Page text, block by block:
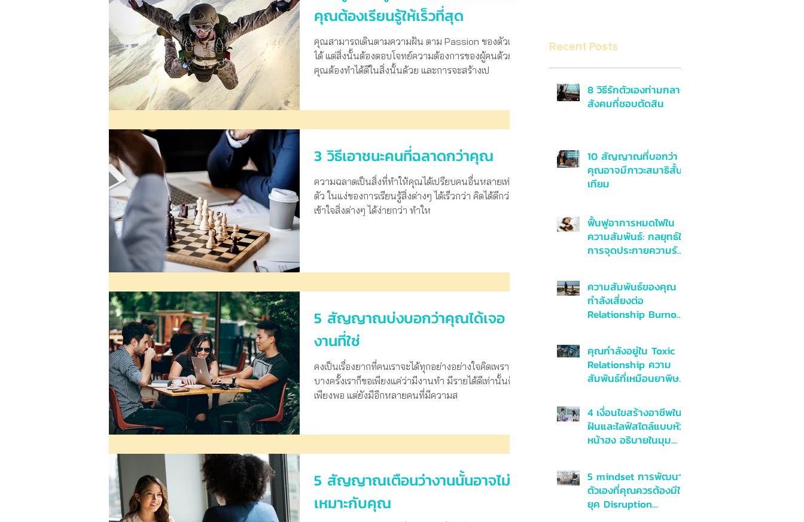
คุณต้องเรียนรู้ให้เร็วที่สุด
คุณสามารถเดินตามความฝัน ตาม Passion ของตัวเอง
ได้ แต่สิ่งนั้นต้องตอบโจทย์ความต้องการของผู้คนด้วย
คุณต้องทำได้ดีในสิ่งนั้นด้วย และการจะสร้างเป
3 วิธีเอาชนะคนที่ฉลาดกว่าคุณ
ความฉลาดเป็นสิ่งที่ทำให้คุณได้เปรียบคนอื่นหลายเท่า
ตัว ในแง่ของการเรียนรู้สิ่งต่างๆ ได้เร็วกว่า คิดได้ดีกว่า
เข้าใจสิ่งต่างๆ ได้ง่ายกว่า ทำให
5 สัญญาณบ่งบอกว่าคุณได้เจอ
งานที่ใช่
คงเป็นเรื่องยากที่คนเราจะได้ทุกอย่างอย่างใจคิดเพราะ
บางครั้งเราก็ขอเพียงแค่ว่ามีงานทำ มีรายได้ดีเท่านั้นก็
เพียงพอ แต่ยังมีอีกหลายคนที่มีความส
5 สัญญาณเตือนว่างานนั้นอาจไม่
เหมาะกับคุณ
Recent Posts
8 วิธีรักตัวเองท่ามกลาง
สังคมที่ชอบตัดสิน
10 สัญญาณที่บอกว่า
คุณอาจมีภาวะสมาธิสั้น
เทียม
ฟื้นฟูอาการหมดไฟใน
ความสัมพันธ์: กลยุทธ์ใน
การจุดประกายความรัก
ความสัมพันธ์ของคุณ
กำลังเสี่ยงต่อ
Relationship Burnout
คุณกำลังอยู่ใน Toxic
Relationship ความ
สัมพันธ์ที่เหมือนยาพิษ
4 เงื่อนไขสร้างอาชีพใน
ฝันและไลฟ์สไตล์แบบหัว
หน้าฮง อธิบายในมุม
5 mindset การพัฒนา
ตัวเองที่คุณควรต้องมีใน
ยุค Disruption